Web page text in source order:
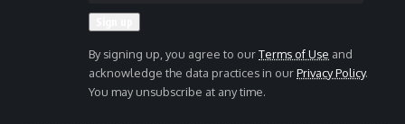
By signing up, you agree to ourTerms of Use and
acknowledge the data practices in ourPrivacy Policy.
You may unsubscribe at any time.